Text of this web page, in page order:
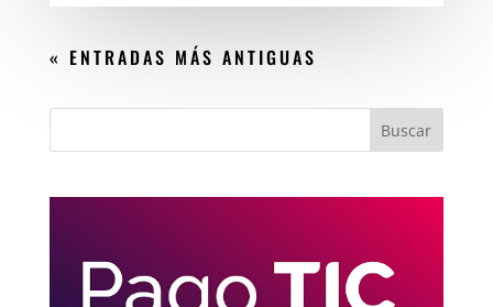
« ENTRADAS MÁS ANTIGUAS